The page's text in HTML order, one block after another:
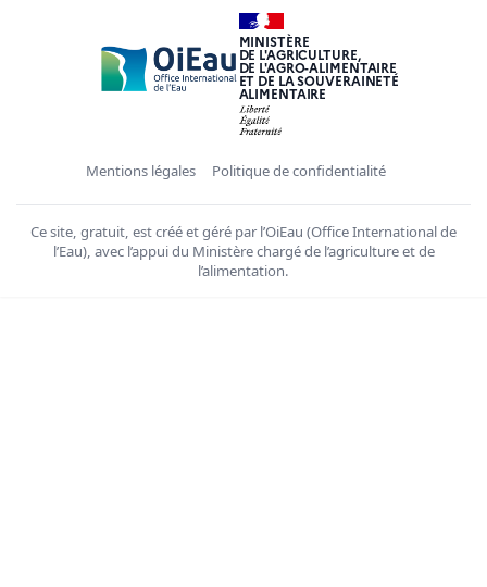
MINISTÈRE
DE L'AGRICULTURE,
DE L'AGRO-ALIMENTAIRE
ET DE LA SOUVERAINETÉ
ALIMENTAIRE
Mentions légales Politique de confidentialité
Ce site, gratuit, est créé et géré par l’OiEau (Office International de
l’Eau), avec l’appui du Ministère chargé de l’agriculture et de
l’alimentation.